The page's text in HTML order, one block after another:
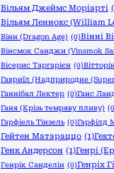
Вільям Джеймс Моріарті
Вільям Леннокс (William
Вінн (Dragon Age) (0)Вінні
Вінсмок Санджи (Vinsmok
Вісерис Таргарієн (0)
Гавриїл (Надприродне
Ганнібал Лектер (0)Ганс
Ганя (Крізь темряву пливу)
Гарфіель Тінзель (0)Гарфілд
Гейтен Матараццо (1)
Генк Андерсон (1)Генрі
Генрік Санделін (0)Генріх